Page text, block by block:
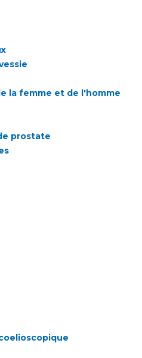
la femme et de l'homme
prostate